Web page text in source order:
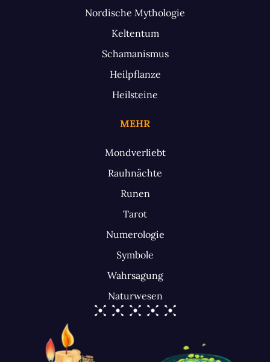
Nordische Mythologie
Keltentum
Schamanismus
Heilpflanze
Heilsteine
MEHR
Mondverliebt
Rauhnächte
Runen
Tarot
Numerologie
Symbole
Wahrsagung
Naturwesen